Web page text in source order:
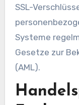
SSL-
Systeme
Gesetze zur
(AML).